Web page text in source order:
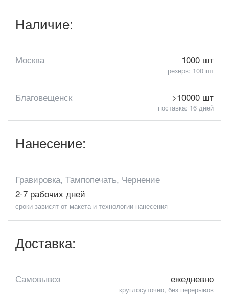
Наличие:
Москва 1000 шт
резерв: 100 шт
Благовещенск >10000 шт
поставка: 16 дней
Нанесение:
Гравировка, Тампопечать, Чернение
2-7 рабочих дней
сроки зависят от макета и технологии нанесения
Доставка:
Самовывоз ежедневно
круглосуточно, без перерывов